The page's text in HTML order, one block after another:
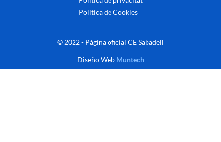
Politica de Cookies
© 2022 - Página oficial CE Sabadell
Diseño Web Muntech